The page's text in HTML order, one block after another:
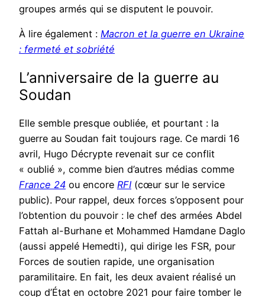
groupes armés qui se disputent le pouvoir.
À lire également : Macron et la guerre en Ukraine
: fermeté et sobriété
L’anniversaire de la guerre au
Soudan
Elle semble presque oubliée, et pourtant : la
guerre au Soudan fait toujours rage. Ce mardi 16
avril, Hugo Décrypte revenait sur ce conflit
« oublié », comme bien d’autres médias comme
France 24 ou encore RFI (cœur sur le service
public). Pour rappel, deux forces s’opposent pour
l’obtention du pouvoir : le chef des armées Abdel
Fattah al-Burhane et Mohammed Hamdane Daglo
(aussi appelé Hemedti), qui dirige les FSR, pour
Forces de soutien rapide, une organisation
paramilitaire. En fait, les deux avaient réalisé un
coup d’État en octobre 2021 pour faire tomber le